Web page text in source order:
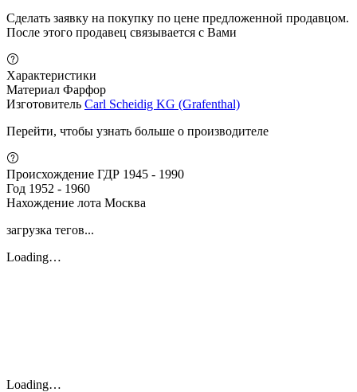
Сделать заявку на покупку по цене предложенной продавцом.
После этого продавец связывается с Вами
Характеристики
Материал Фарфор
Изготовитель Carl Scheidig KG (Grafenthal)
Перейти, чтобы узнать больше о производителе
Происхождение ГДР 1945 - 1990
Год 1952 - 1960
Нахождение лота Москва
загрузка тегов...
Loading…
Loading…